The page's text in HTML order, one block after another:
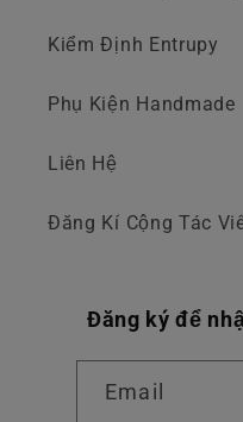
Kiểm Định Entrupy
Phụ Kiện Handmade
Liên Hệ
Đăng Kí Cộng Tác
Đăng ký để
Email